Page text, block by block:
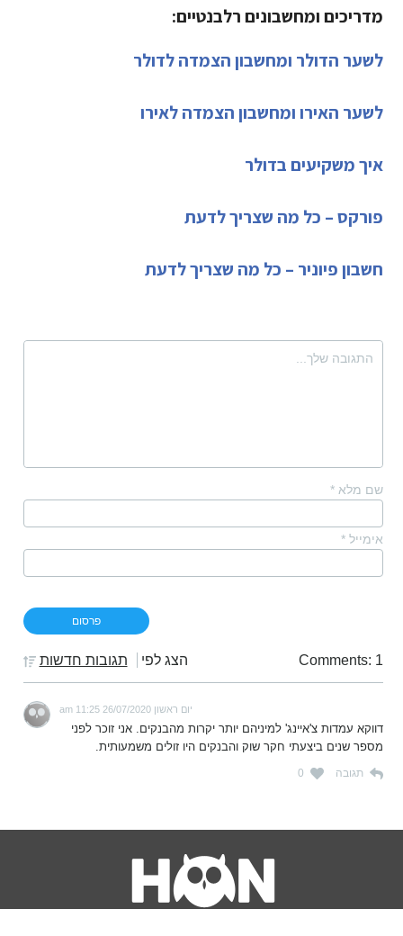
מדריכים ומחשבונים רלבנטיים:
לשער הדולר ומחשבון הצמדה לדולר
לשער האירו ומחשבון הצמדה לאירו
איך משקיעים בדולר
פורקס – כל מה שצריך לדעת
חשבון פיוניר – כל מה שצריך לדעת
שם מלא *
אימייל *
Comments: 1 הצג לפי תגובות חדשות
יום ראשון 26/07/2020 11:25 am
דווקא עמדות צ'איינג' למיניהם יותר יקרות מהבנקים. אני זוכר לפני
מספר שנים ביצעתי חקר שוק והבנקים היו זולים משמעותית.
תגובה 0